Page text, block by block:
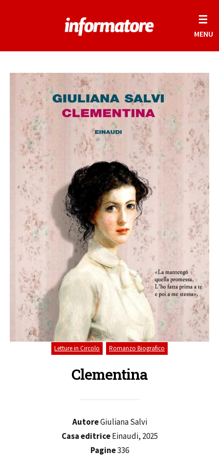
☰
MENU
Letture in Circolo Romanzo Biografico
Clementina
AutoreGiuliana Salvi
Casa editriceEinaudi, 2025
Pagine336